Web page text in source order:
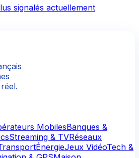
signalés actuellement
MobilesBanques &
Streaming & TVRéseaux
ÉnergieJeux VidéoTech &